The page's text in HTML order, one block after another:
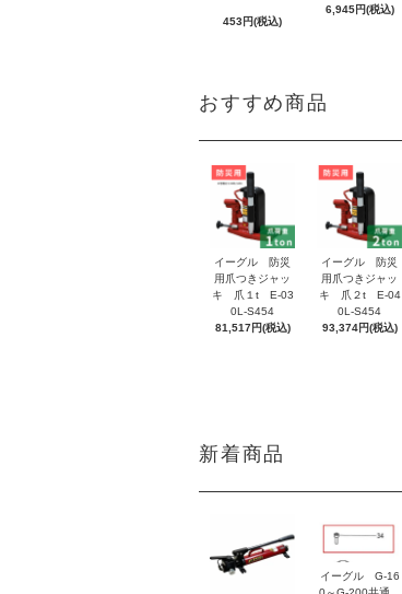
453円(税込)
6,945円(税込)
おすすめ商品
イーグル 防災
用爪つきジャッ
キ 爪１t E-03
0L-S454
81,517円(税込)
イーグル 防災
用爪つきジャッ
キ 爪２t E-04
0L-S454
93,374円(税込)
新着商品
イーグル G-16